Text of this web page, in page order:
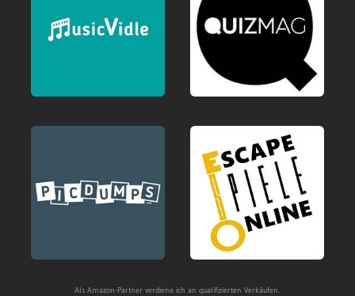
Als Amazon-Partner verdiene ich an qualifizierten Verkäufen.